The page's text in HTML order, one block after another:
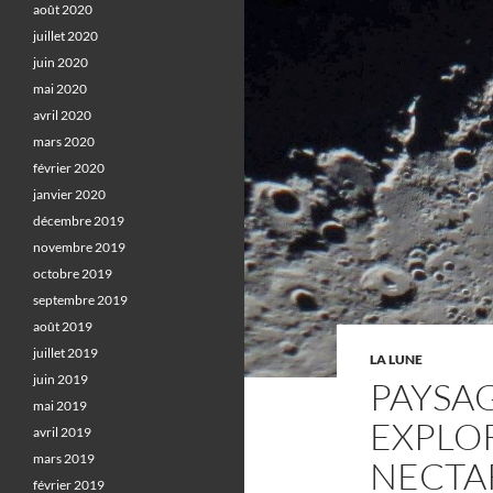
LA LUNE
août 2020
juillet 2020
juin 2020
mai 2020
avril 2020
mars 2020
février 2020
janvier 2020
décembre 2019
novembre 2019
octobre 2019
septembre 2019
août 2019
juillet 2019
juin 2019
mai 2019
avril 2019
mars 2019
février 2019